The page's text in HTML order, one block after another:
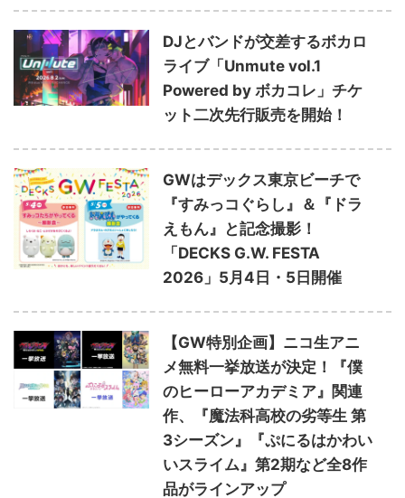
DJとバンドが交差するボカロ
ライブ「Unmute vol.1
Powered by ボカコレ」チケ
ット二次先行販売を開始！
GWはデックス東京ビーチで
『すみっコぐらし』＆『ドラ
えもん』と記念撮影！
「DECKS G.W. FESTA
2026」5⽉4⽇・5⽇開催
【GW特別企画】ニコ生アニ
メ無料一挙放送が決定！『僕
のヒーローアカデミア』関連
作、『魔法科高校の劣等生 第
3シーズン』『ぷにるはかわい
いスライム』第2期など全8作
品がラインアップ